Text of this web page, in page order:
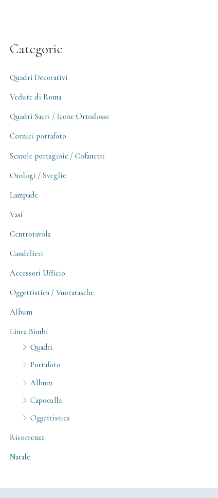
Categorie
Quadri Decorativi
Vedute di Roma
Quadri Sacri / Icone Ortodosse
Cornici portafoto
Scatole portagioie / Cofanetti
Orologi / Sveglie
Lampade
Vasi
Centrotavola
Candelieri
Accessori Ufficio
Oggettistica / Vuotatasche
Album
Linea Bimbi
Quadri
Portafoto
Album
Capoculla
Oggettistica
Ricorrenze
Natale